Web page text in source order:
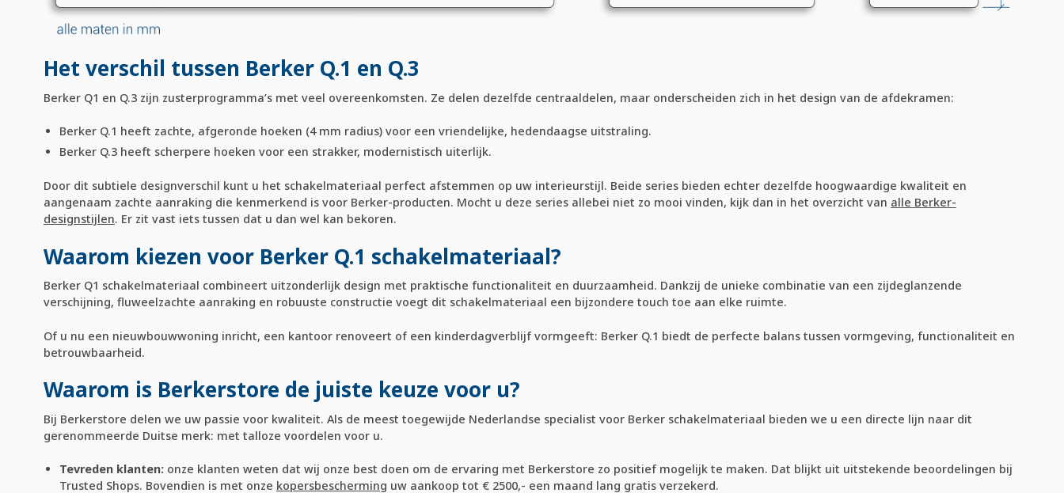
Het verschil tussen Berker Q.1 en Q.3
Berker Q1 en Q.3 zijn zusterprogramma’s met veel overeenkomsten. Ze delen dezelfde centraaldelen, maar onderscheiden zich in het design van de afdekramen:
Berker Q.1 heeft zachte, afgeronde hoeken (4 mm radius) voor een vriendelijke, hedendaagse uitstraling.
Berker Q.3 heeft scherpere hoeken voor een strakker, modernistisch uiterlijk.
Door dit subtiele designverschil kunt u het schakelmateriaal perfect afstemmen op uw interieurstijl. Beide series bieden echter dezelfde hoogwaardige kwaliteit en
aangenaam zachte aanraking die kenmerkend is voor Berker-producten. Mocht u deze series allebei niet zo mooi vinden, kijk dan in het overzicht van alle Berker-
designstijlen. Er zit vast iets tussen dat u dan wel kan bekoren.
Waarom kiezen voor Berker Q.1 schakelmateriaal?
Berker Q1 schakelmateriaal combineert uitzonderlijk design met praktische functionaliteit en duurzaamheid. Dankzij de unieke combinatie van een zijdeglanzende
verschijning, fluweelzachte aanraking en robuuste constructie voegt dit schakelmateriaal een bijzondere touch toe aan elke ruimte.
Of u nu een nieuwbouwwoning inricht, een kantoor renoveert of een kinderdagverblijf vormgeeft: Berker Q.1 biedt de perfecte balans tussen vormgeving, functionaliteit en
betrouwbaarheid.
Waarom is Berkerstore de juiste keuze voor u?
Bij Berkerstore delen we uw passie voor kwaliteit. Als de meest toegewijde Nederlandse specialist voor Berker schakelmateriaal bieden we u een directe lijn naar dit
gerenommeerde Duitse merk: met talloze voordelen voor u.
Tevreden klanten: onze klanten weten dat wij onze best doen om de ervaring met Berkerstore zo positief mogelijk te maken. Dat blijkt uit uitstekende beoordelingen bij
Trusted Shops. Bovendien is met onze kopersbescherming uw aankoop tot € 2500,- een maand lang gratis verzekerd.